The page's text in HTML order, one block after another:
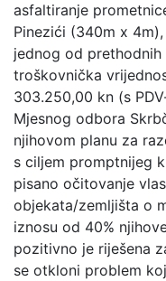
asfaltiranje
Pinezići (340m x
jednog od prethodnih
troškovnička
303.250,00 kn (s
Mjesnog odbora
njihovom planu za
s ciljem promptnijeg
pisano očitovanje
objekata/zemljišta o
iznosu od 40%
pozitivno je riješena
se otkloni problem